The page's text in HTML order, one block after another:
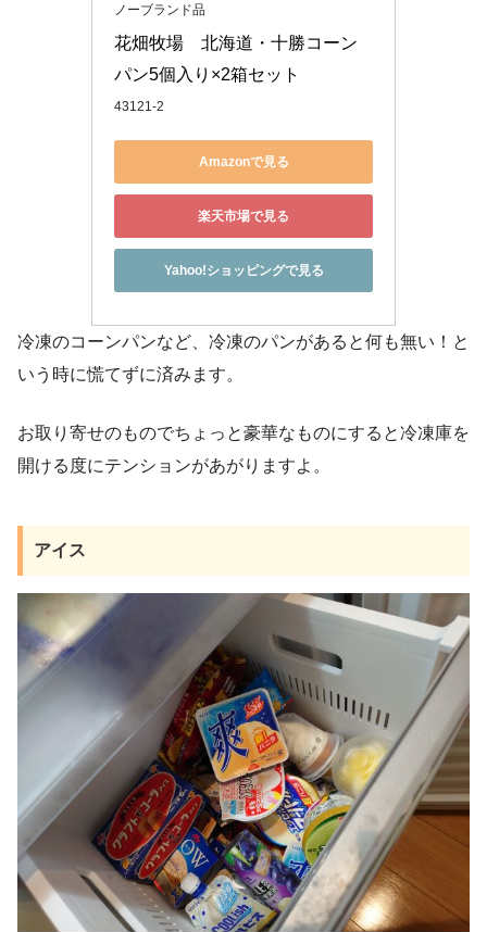
ノーブランド品
花畑牧場　北海道・十勝コーン
パン5個入り×2箱セット
43121-2
Amazonで見る
楽天市場で見る
Yahoo!ショッピングで見る
冷凍のコーンパンなど、冷凍のパンがあると何も無い！と
いう時に慌てずに済みます。
お取り寄せのものでちょっと豪華なものにすると冷凍庫を
開ける度にテンションがあがりますよ。
アイス